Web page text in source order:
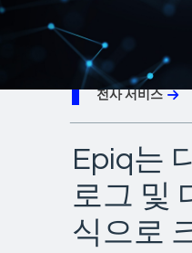
법원 보고
전사 서비스
Epiq는
로그 및
식으로